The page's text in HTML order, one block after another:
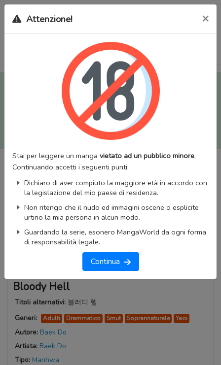
Tutti i Doujinshi e Manga per adulti (+18) sono stati trasferiti
sul nostro nuovo sito (
mangaworldadult.net
); invece, per i
Manga classici, puoi utilizzare
MangaWorld
Potrai effettuare illogincon il tuo account di MangaWorld
tutti i dati sono condivisi tra i due siti,
perderai alcun dato, inclusi bookmarks e premium
Attenzione! ×
Stai per leggere un manga vietato ad un pubblico minore.
Continuando accetti i seguenti punti:
Dichiaro di aver compiuto la maggiore età in accordo con
la legislazione del mio paese di residenza.
Non ritengo che il nudo ed immagini oscene o esplicite
urtino la mia persona in alcun modo.
Guardando la serie, esonero MangaWorld da ogni forma
di responsabilità legale.
Continua
Bloody Hell
Titoli alternativi: 블러디 헬
Generi:
Adulti Drammatico Smut Soprannaturale Yaoi
Autore: Baek Do
Artista: Baek Do
Tipo: Manhwa